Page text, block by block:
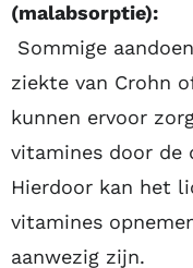
(malabsorptie):
Sommige
ziekte van Crohn
kunnen ervoor
vitamines door de
Hierdoor kan het
vitamines
aanwezig zijn.